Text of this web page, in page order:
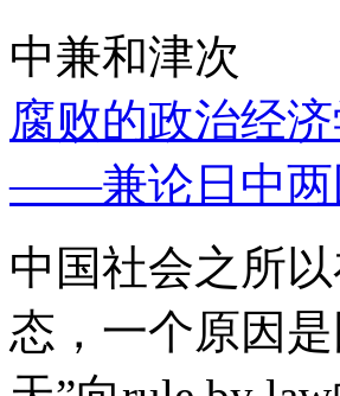
中兼和津次
腐败的政治经
——兼论日中两
中国社会之所
态，一个原因